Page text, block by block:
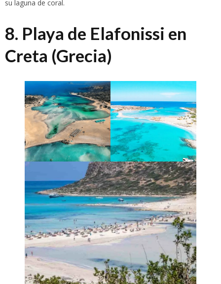
su laguna de coral.
8. Playa de Elafonissi en
Creta (Grecia)